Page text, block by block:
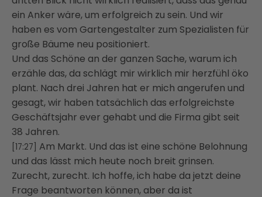
ein Anker wäre, um erfolgreich zu sein. Und wir
haben es vom Gartengestalter zum Spezialisten für
große Bäume neu positioniert.
Und das Schöne an der ganzen Sache, warum ich
erzähle das, da schlägt mir wirklich mir herzfühl öko
plant. Nach drei Jahren hat er mich angerufen und
gesagt, wir haben tatsächlich das erfolgreichste
Geschäftsjahr ever gehabt und die Firma gibt seit
38 Jahren.
[17:27]
Am Markt. Und das ist eine schöne Belohnung
und das lässt mich heute noch breit grinsen.
Zurecht, zurecht. Ich hoffe, ich habe da jetzt deine
Frage beantworten können, aber da ist